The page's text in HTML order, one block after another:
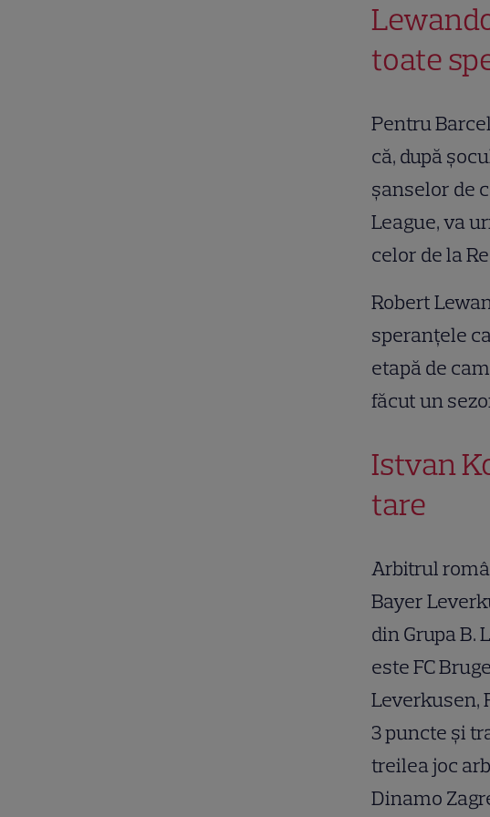
toate
Pentru
că, după
şanselor de
League, va
celor de la
Robert
speranţele
etapă de
făcut un
Istvan
tare
Arbitrul
Bayer
din Grupa B.
este FC
Leverkusen,
3 puncte şi
treilea joc
Dinamo